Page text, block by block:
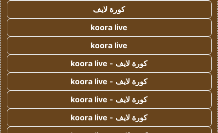
كورة لايف
koora live
koora live
كورة لايف - koora live
كورة لايف - koora live
كورة لايف - koora live
كورة لايف - koora live